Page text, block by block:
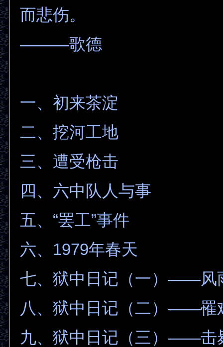
而悲伤。
———歌德
一、初来茶淀
二、挖河工地
三、遭受枪击
四、六中队人与事
五、“罢工”事件
六、1979年春天
七、狱中日记（一）——风
八、狱中日记（二）——罹
九、狱中日记（三）——击